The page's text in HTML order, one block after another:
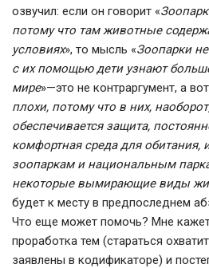
озвучил: если он говорит «
потому что там животные
условиях», то мысль «Зоопарки
с их помощью дети узнают
мире»—это не контраргумент, а
плохи, потому что в них,
обеспечивается защита,
комфортная среда для обитания,
зоопаркам и национальным
некоторые вымирающие виды
будет к месту в предпоследнем
Что еще может помочь? Мне
проработка тем (стараться
заявлены в кодификаторе) и